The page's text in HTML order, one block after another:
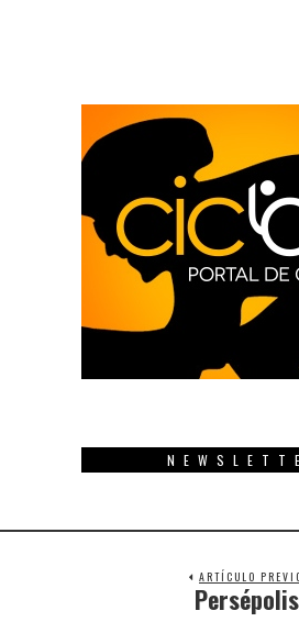
ARTÍCULO
post:
Persépolis